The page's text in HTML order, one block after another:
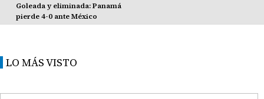
Goleada y eliminada: Panamá
pierde 4-0 ante México
LO MÁS VISTO